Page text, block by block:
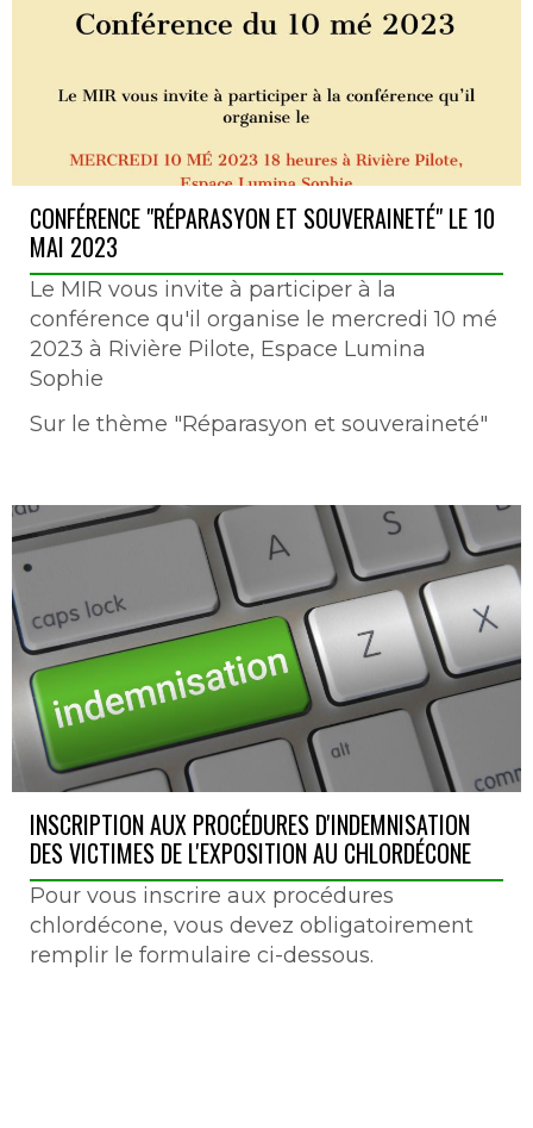
CONFÉRENCE "RÉPARASYON ET SOUVERAINETÉ" LE 10
MAI 2023
Le MIR vous invite à participer à la
conférence qu'il organise le mercredi 10 mé
2023 à Rivière Pilote, Espace Lumina
Sophie
Sur le thème "Réparasyon et souveraineté"
INSCRIPTION AUX PROCÉDURES D'INDEMNISATION
DES VICTIMES DE L'EXPOSITION AU CHLORDÉCONE
Pour vous inscrire aux procédures
chlordécone, vous devez obligatoirement
remplir le formulaire ci-dessous.